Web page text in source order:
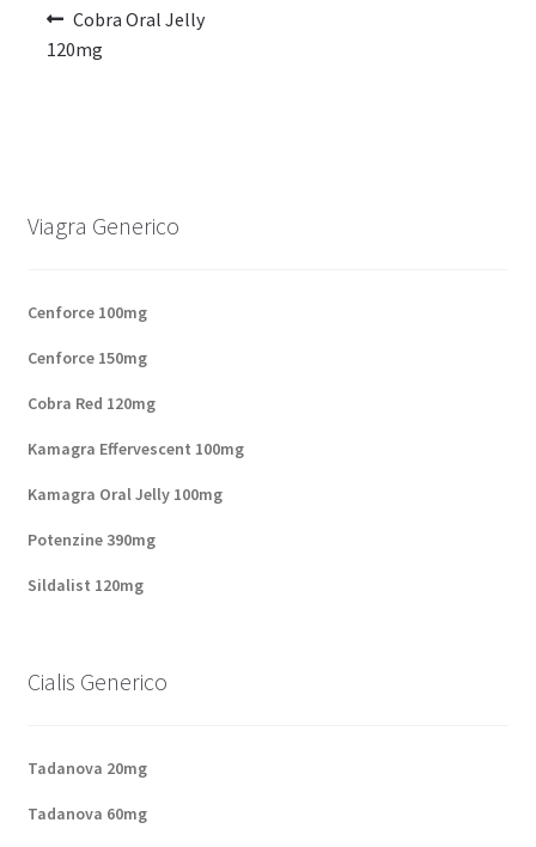
D’accord
Conditions
Contacts
Modes de paiement
Paiement
Cobra Oral Jelly
120mg
Viagra Generico
Cenforce 100mg
Cenforce 150mg
Cobra Red 120mg
Kamagra Effervescent 100mg
Kamagra Oral Jelly 100mg
Potenzine 390mg
Sildalist 120mg
Cialis Generico
Tadanova 20mg
Tadanova 60mg